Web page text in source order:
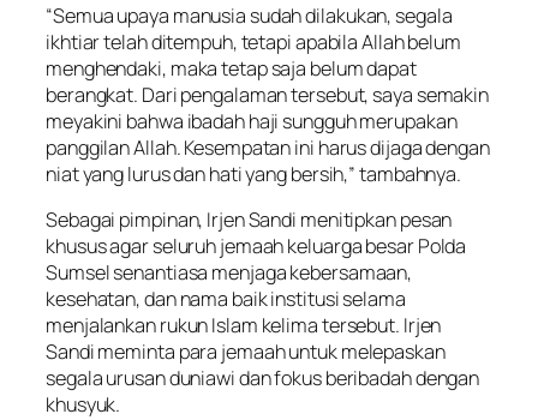
“Semua upaya manusia sudah dilakukan, segala
ikhtiar telah ditempuh, tetapi apabila Allah belum
menghendaki, maka tetap saja belum dapat
berangkat. Dari pengalaman tersebut, saya semakin
meyakini bahwa ibadah haji sungguh merupakan
panggilan Allah. Kesempatan ini harus dijaga dengan
niat yang lurus dan hati yang bersih,” tambahnya.
Sebagai pimpinan, Irjen Sandi menitipkan pesan
khusus agar seluruh jemaah keluarga besar Polda
Sumsel senantiasa menjaga kebersamaan,
kesehatan, dan nama baik institusi selama
menjalankan rukun Islam kelima tersebut. Irjen
Sandi meminta para jemaah untuk melepaskan
segala urusan duniawi dan fokus beribadah dengan
khusyuk.